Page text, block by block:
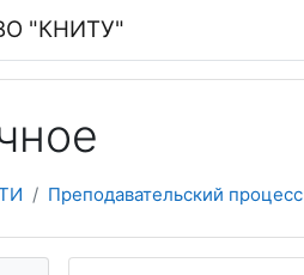
"КНИТУ"
Преподавательский процесс